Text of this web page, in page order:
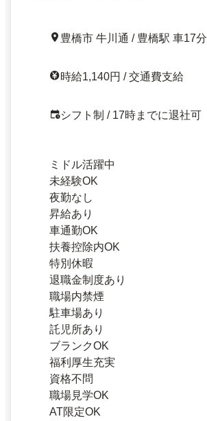
豊橋市 牛川通 / 豊橋駅 車17分
時給1,140円 / 交通費支給
シフト制 / 17時までに退社可
ミドル活躍中
未経験OK
夜勤なし
昇給あり
車通勤OK
扶養控除内OK
特別休暇
退職金制度あり
職場内禁煙
駐車場あり
託児所あり
ブランクOK
福利厚生充実
資格不問
職場見学OK
AT限定OK